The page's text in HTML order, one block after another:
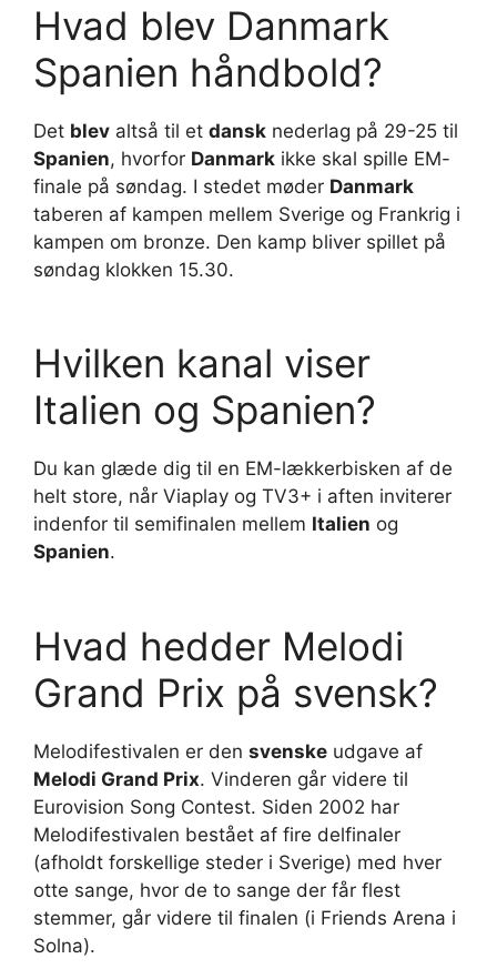
Hvad blev Danmark
Spanien håndbold?
Det blev altså til et dansk nederlag på 29-25 til
Spanien, hvorfor Danmark ikke skal spille EM-
finale på søndag. I stedet møder Danmark
taberen af kampen mellem Sverige og Frankrig i
kampen om bronze. Den kamp bliver spillet på
søndag klokken 15.30.
Hvilken kanal viser
Italien og Spanien?
Du kan glæde dig til en EM-lækkerbisken af de
helt store, når Viaplay og TV3+ i aften inviterer
indenfor til semifinalen mellem Italien og
Spanien.
Hvad hedder Melodi
Grand Prix på svensk?
Melodifestivalen er den svenske udgave af
Melodi Grand Prix. Vinderen går videre til
Eurovision Song Contest. Siden 2002 har
Melodifestivalen bestået af fire delfinaler
(afholdt forskellige steder i Sverige) med hver
otte sange, hvor de to sange der får flest
stemmer, går videre til finalen (i Friends Arena i
Solna).